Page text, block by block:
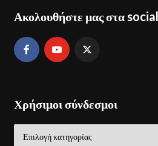
Ακολουθήστε μας στα
Χρήσιμοι σύνδεσμοι
σύνδεσμοι